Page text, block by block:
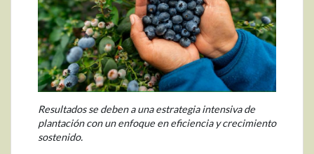
Resultados se deben a una estrategia intensiva de
plantación con un enfoque en eficiencia y crecimiento
sostenido.